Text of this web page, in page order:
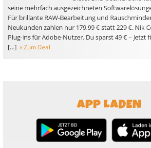
seine mehrfach ausgezeichneten
Für brillante RAW-Bearbeitung und
Neukunden zahlen nur 179,99 € statt 229 €. Nik
Plug-ins für Adobe-Nutzer. Du sparst 49 € – Jetzt
[…] » Zum Deal
APP LADEN